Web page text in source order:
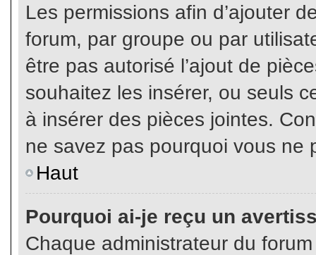
Les permissions afin d’ajouter
forum, par groupe ou par
être pas autorisé l’ajout de
souhaitez les insérer, ou seuls
à insérer des pièces jointes.
ne savez pas pourquoi vous ne
Haut
Pourquoi ai-je reçu un
Chaque administrateur du